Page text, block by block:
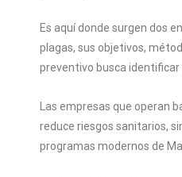
Es aquí donde surgen dos
plagas, sus objetivos,
preventivo busca identificar
Las empresas que operan
reduce riesgos sanitarios,
programas modernos de